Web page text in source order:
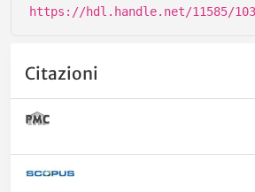
https://hdl.handle.net/11585/
Citazioni